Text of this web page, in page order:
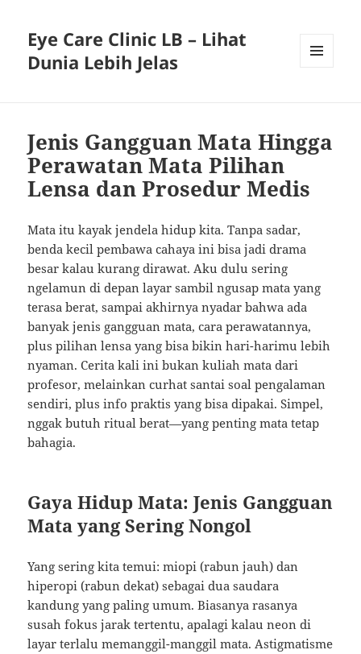
Eye Care Clinic LB – Lihat
Dunia Lebih Jelas
Jenis Gangguan Mata Hingga
Perawatan Mata Pilihan
Lensa dan Prosedur Medis
Mata itu kayak jendela hidup kita. Tanpa sadar,
benda kecil pembawa cahaya ini bisa jadi drama
besar kalau kurang dirawat. Aku dulu sering
ngelamun di depan layar sambil ngusap mata yang
terasa berat, sampai akhirnya nyadar bahwa ada
banyak jenis gangguan mata, cara perawatannya,
plus pilihan lensa yang bisa bikin hari-harimu lebih
nyaman. Cerita kali ini bukan kuliah mata dari
profesor, melainkan curhat santai soal pengalaman
sendiri, plus info praktis yang bisa dipakai. Simpel,
nggak butuh ritual berat—yang penting mata tetap
bahagia.
Gaya Hidup Mata: Jenis Gangguan
Mata yang Sering Nongol
Yang sering kita temui: miopi (rabun jauh) dan
hiperopi (rabun dekat) sebagai dua saudara
kandung yang paling umum. Biasanya rasanya
susah fokus jarak tertentu, apalagi kalau neon di
layar terlalu memanggil-manggil mata. Astigmatisme